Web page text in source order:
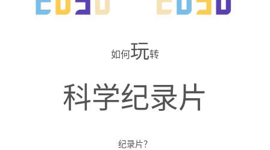
如何玩转
科学纪录片
纪录片？